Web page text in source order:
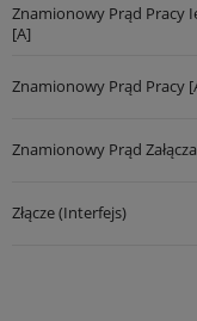
Znamionowy Prąd Pracy
[A]
Znamionowy Prąd Pracy
Znamionowy Prąd
Złącze (interfejs)